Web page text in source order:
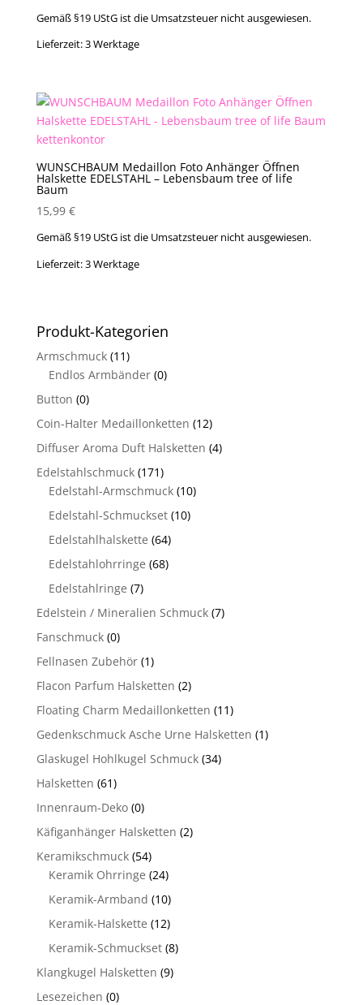
Gemäß §19 UStG ist die Umsatzsteuer nicht ausgewiesen.
Lieferzeit:3 Werktage
WUNSCHBAUM Medaillon Foto Anhänger Öffnen
Halskette EDELSTAHL – Lebensbaum tree of life
Baum
15,99 €
Gemäß §19 UStG ist die Umsatzsteuer nicht ausgewiesen.
Lieferzeit:3 Werktage
Produkt-Kategorien
Armschmuck (11)
Endlos Armbänder (0)
Button (0)
Coin-Halter Medaillonketten (12)
Diffuser Aroma Duft Halsketten (4)
Edelstahlschmuck (171)
Edelstahl-Armschmuck (10)
Edelstahl-Schmuckset (10)
Edelstahlhalskette (64)
Edelstahlohrringe (68)
Edelstahlringe (7)
Edelstein / Mineralien Schmuck (7)
Fanschmuck (0)
Fellnasen Zubehör (1)
Flacon Parfum Halsketten (2)
Floating Charm Medaillonketten (11)
Gedenkschmuck Asche Urne Halsketten (1)
Glaskugel Hohlkugel Schmuck (34)
Halsketten (61)
Innenraum-Deko (0)
Käfiganhänger Halsketten (2)
Keramikschmuck (54)
Keramik Ohrringe (24)
Keramik-Armband (10)
Keramik-Halskette (12)
Keramik-Schmuckset (8)
Klangkugel Halsketten (9)
Lesezeichen (0)